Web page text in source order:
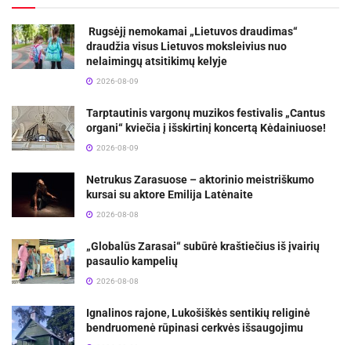
Rugsėjį nemokamai „Lietuvos draudimas“
draudžia visus Lietuvos moksleivius nuo
nelaimingų atsitikimų kelyje
2026-08-09
Tarptautinis vargonų muzikos festivalis „Cantus
organi“ kviečia į išskirtinį koncertą Kėdainiuose!
2026-08-09
Netrukus Zarasuose – aktorinio meistriškumo
kursai su aktore Emilija Latėnaite
2026-08-08
„Globalūs Zarasai“ subūrė kraštiečius iš įvairių
pasaulio kampelių
2026-08-08
Ignalinos rajone, Lukošiškės sentikių religinė
bendruomenė rūpinasi cerkvės išsaugojimu